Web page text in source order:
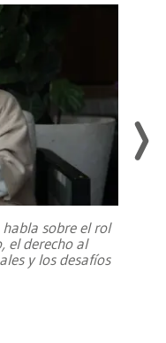
sobre el rol
el derecho al
y los desafíos